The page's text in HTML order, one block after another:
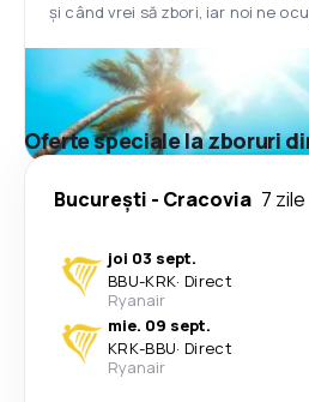
și când vrei să zbori, iar noi ne
Oferte speciale la zboruri
București - Cracovia 7 zile
joi 03 sept.
BBU-KRK· Direct
Ryanair
mie. 09 sept.
KRK-BBU· Direct
Ryanair